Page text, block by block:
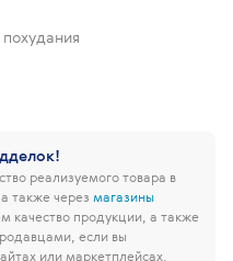
реализуемого товара в
также через магазины
качество продукции, а также
если вы
или маркетплейсах.